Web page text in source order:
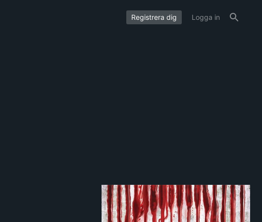
Registrera dig Logga in